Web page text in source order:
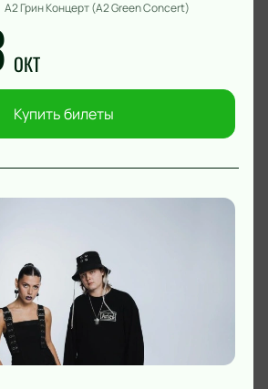
А2 Грин Концерт (A2 Green Concert)
ОКТ
Купить билеты